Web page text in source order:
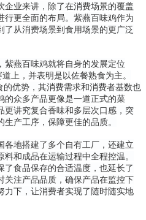
企业来讲，除了在消费场景的覆盖
行更全面的布局。紫燕百味鸡作为
从消费场景到食用场景的更广泛
燕百味鸡就将自身的发展定位
上，并表明是以佐餐熟食为主。
的优势，其消费需求和消费者基数也
的众多产品更像是一道正式的菜
更讲究复合香味和多层次口感，突
产工序，保障更佳的品质。
地搭建了多个自有工厂，还建立
和成品在运输过程中全程控温。
食品保存的合适温度，也延长了
关注产品品质，确保产品在监控下
力下，让消费者实现了随时随实地